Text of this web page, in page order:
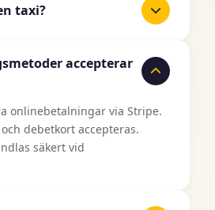
taxi?
ovan, ange din
och destination, välj datum
din önskade fordonstyp.
pris innan du bekräftar din
accepterar
onlinebetalningar via Stripe.
debetkort accepteras.
säkert vid